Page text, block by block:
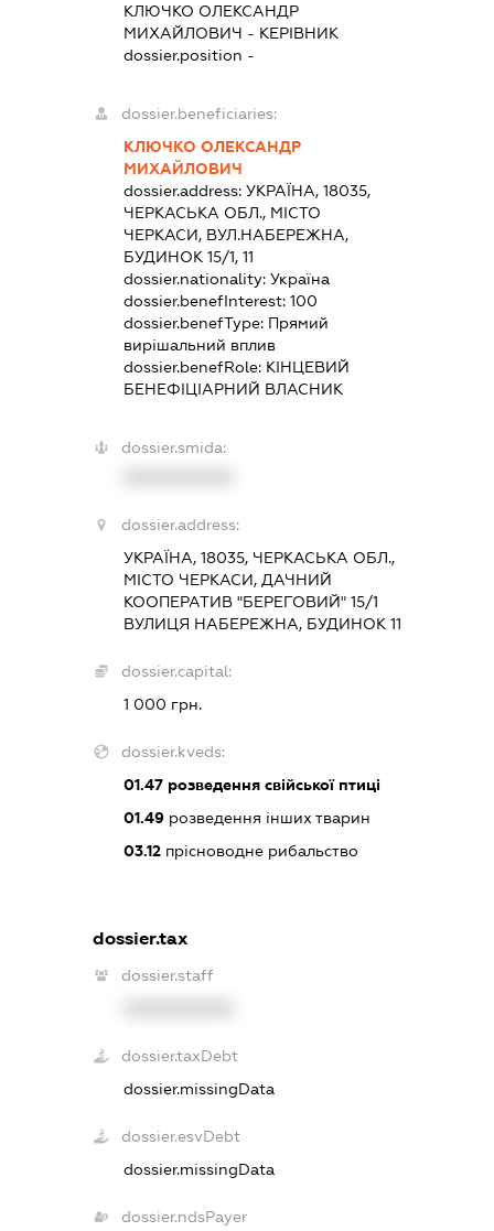
КЛЮЧКО ОЛЕКСАНДР
МИХАЙЛОВИЧ - КЕРІВНИК
dossier.position -
dossier.beneficiaries:
КЛЮЧКО ОЛЕКСАНДР
МИХАЙЛОВИЧ
dossier.address: УКРАЇНА, 18035,
ЧЕРКАСЬКА ОБЛ., МІСТО
ЧЕРКАСИ, ВУЛ.НАБЕРЕЖНА,
БУДИНОК 15/1, 11
dossier.nationality: Україна
dossier.benefInterest: 100
dossier.benefType: Прямий
вирішальний вплив
dossier.benefRole: КІНЦЕВИЙ
БЕНЕФІЦІАРНИЙ ВЛАСНИК
dossier.smida:
dossier.address:
УКРАЇНА, 18035, ЧЕРКАСЬКА ОБЛ.,
МІСТО ЧЕРКАСИ, ДАЧНИЙ
КООПЕРАТИВ "БЕРЕГОВИЙ" 15/1
ВУЛИЦЯ НАБЕРЕЖНА, БУДИНОК 11
dossier.capital:
1 000 грн.
dossier.kveds:
01.47розведення свійської птиці
01.49розведення інших тварин
03.12прісноводне рибальство
dossier.tax
dossier.staff
dossier.taxDebt
dossier.missingData
dossier.esvDebt
dossier.missingData
dossier.ndsPayer